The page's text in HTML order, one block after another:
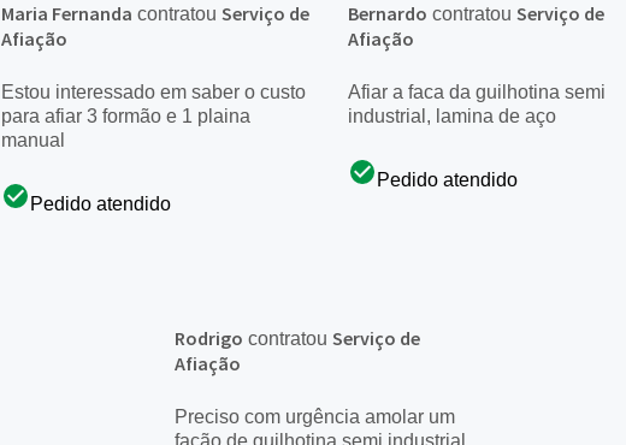
Maria Fernanda contratou Serviço de
Afiação
Estou interessado em saber o custo
para afiar 3 formão e 1 plaina
manual
Pedido atendido
Bernardo contratou Serviço de
Afiação
Afiar a faca da guilhotina semi
industrial, lamina de aço
Pedido atendido
Rodrigo contratou Serviço de
Afiação
Preciso com urgência amolar um
facão de guilhotina semi industrial